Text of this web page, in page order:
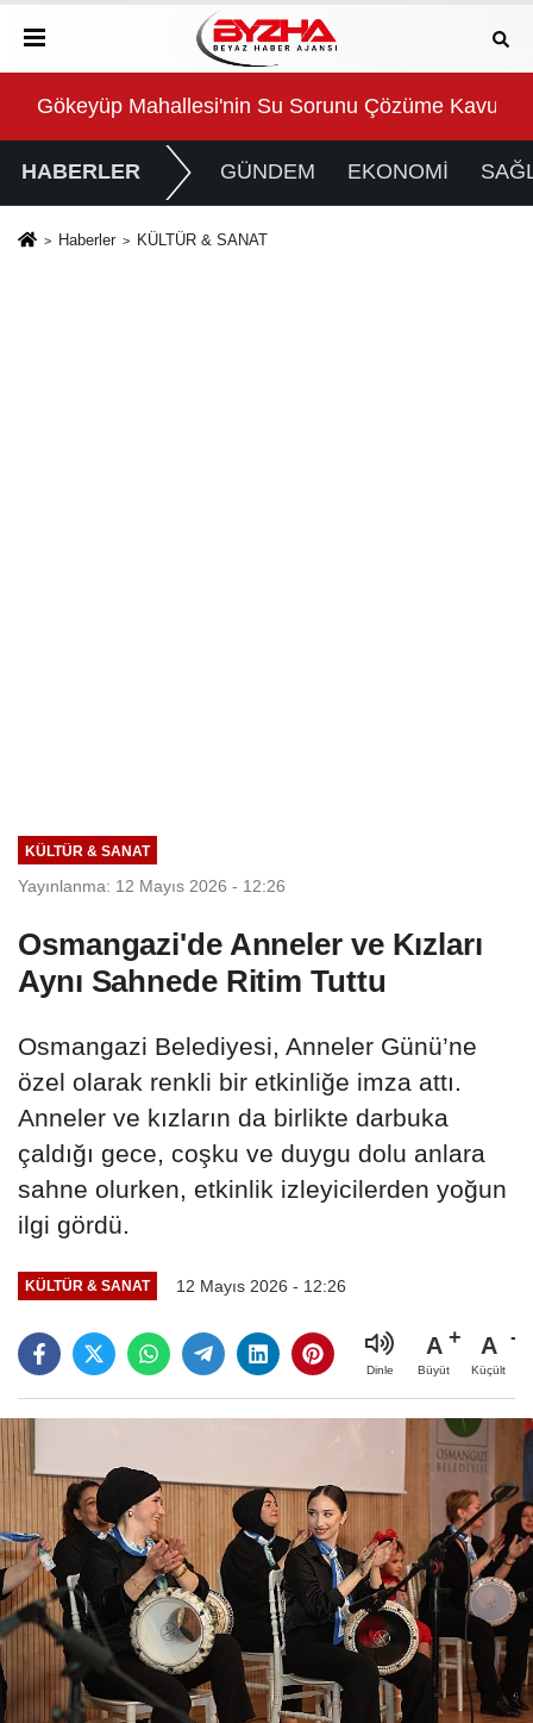
Gökeyüp Mahallesi'nin Su Sorunu Çözüme
HABERLER GÜNDEM EKONOMİ
Haberler KÜLTÜR & SANAT
KÜLTÜR & SANAT
Yayınlanma: 12 Mayıs 2026 - 12:26
Osmangazi'de Anneler ve Kızları
Aynı Sahnede Ritim Tuttu
Osmangazi Belediyesi, Anneler Günü’ne
özel olarak renkli bir etkinliğe imza attı.
Anneler ve kızların da birlikte darbuka
çaldığı gece, coşku ve duygu dolu anlara
sahne olurken, etkinlik izleyicilerden yoğun
ilgi gördü.
KÜLTÜR & SANAT 12 Mayıs 2026 - 12:26
Dinle
A
Büyüt
A
Küçült